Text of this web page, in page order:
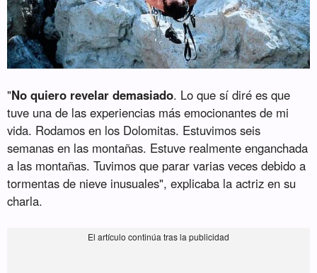
"No quiero revelar demasiado. Lo que sí diré es que
tuve una de las experiencias más emocionantes de mi
vida. Rodamos en los Dolomitas. Estuvimos seis
semanas en las montañas. Estuve realmente enganchada
a las montañas. Tuvimos que parar varias veces debido a
tormentas de nieve inusuales", explicaba la actriz en su
charla.